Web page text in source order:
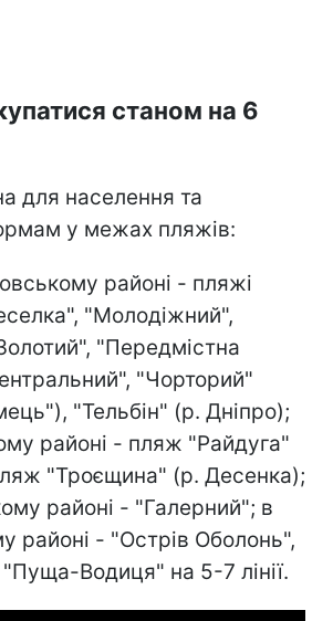
станом на 6
для населення та
у межах пляжів:
районі - пляжі
"Молодіжний",
"Передмістна
"Чорторий"
"Тельбін" (р. Дніпро);
районі - пляж "Райдуга"
"Троєщина" (р. Десенка);
районі - "Галерний"; в
районі - "Острів Оболонь",
Водиця" на 5-7 лінії.